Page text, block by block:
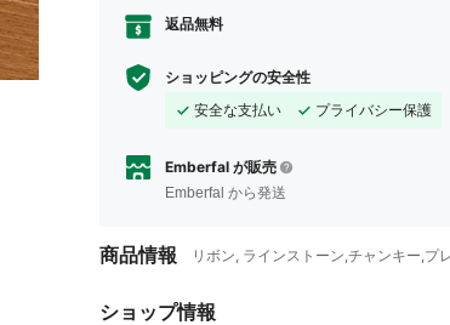
返品無料
ショッピングの安全性
安全な支払い
プライバシー保護
Emberfal が販売
Emberfal から発送
商品情報 リボン, ラインストーン,チャンキー,プ
ショップ情報